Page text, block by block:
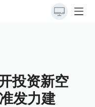
投资新空
发力建